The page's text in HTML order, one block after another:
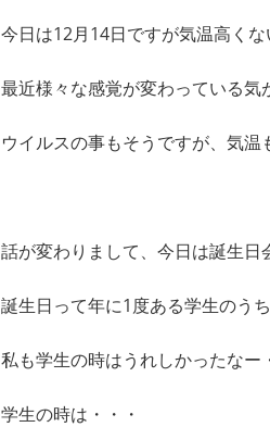
今日は12月14日ですが気温高くな
最近様々な感覚が変わっている気
ウイルスの事もそうですが、気温
話が変わりまして、今日は誕生
誕生日って年に1度ある学生のう
私も学生の時はうれしかったなー
学生の時は・・・